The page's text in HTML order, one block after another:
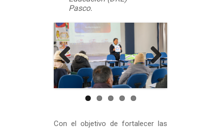
Pasco.
Previous Next
Con el objetivo de fortalecer las